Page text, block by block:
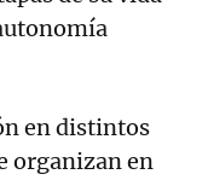
en distintos
organizan en